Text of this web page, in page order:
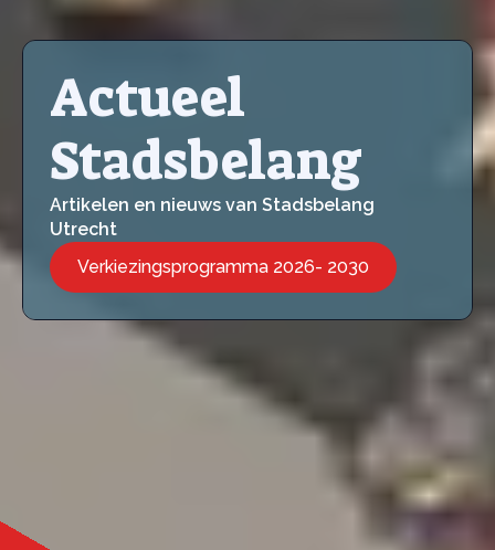
Actueel
Stadsbelang
Artikelen en nieuws van Stadsbelang
Utrecht
Verkiezingsprogramma 2026- 2030